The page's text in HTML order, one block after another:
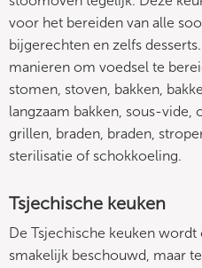
voor het bereiden van alle
bijgerechten en zelfs
manieren om voedsel te
stomen, stoven, bakken,
langzaam bakken, sous-
grillen, braden, braden,
sterilisatie of schokkoeling.
Tsjechische keuken
De Tsjechische keuken
smakelijk beschouwd, maar